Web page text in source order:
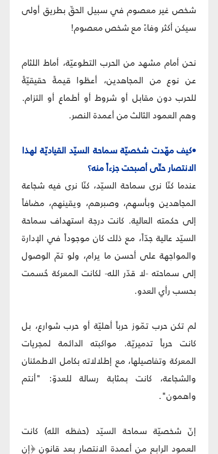
شخص غير معصوم في سبيل الحقّ بطريق أولى
سيكن أكثر وفاءً مع شخص معصوم!
نحن أمام مشهد من الحرب التطوعيّة، أماط اللثام
عن نوع من المجاهدين، أعطَوا قيمةً حقيقيّةً
للحرب دون مقابل أو شروط أو أطماع أو التزام.
وهم العمود الثالث من أعمدة النصر.
•كيف مهّدت شخصيّة سماحة السيّد القياديّة لهذا
الانتصار حتّى أصبحت جزءاً منه؟
عندما كنّا نرى سماحة السيّد، كنّا نرى فيه شجاعة
المجاهدين وبأسهم، وصبرهم، ويقينهم، مضافاً
إلى حكمته العالية. كانت درجة استهداف سماحة
السيّد عالية جدّاً، مع ذلك كان موجوداً في الإدارة
والمواجهة على أحسن ما يرام، ولو تمّ الوصول
إلى سماحته -لا قدّر الله- لكانت المعركة حُسمت
بحسب رأي العدو.
لم تكن حرب تمّوز حرباً أهليّة أو حرب شوارع، بل
كانت حرباً تدميريّة. مواكبته الدائمة لمجريات
المعركة وتفاصيلها، مع إطلالاته بكامل الاطمئنان
والشجاعة، كانت بمثابة رسالة للعدوّ: "أنتم
واهمون".
إنّ شخصيّة سماحة السيّد (حفظه الله) كانت
العمود الرابع من أعمدة الانتصار بعد قانون ﴿إِن